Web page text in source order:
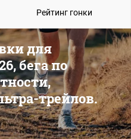
для
бега по
трейлов.
Рейтинг гонки